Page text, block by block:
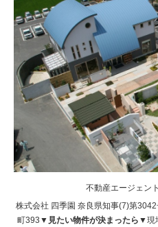
不動産エージェン
株式会社 四季園 奈良県知事(7)第
町393 ▼見たい物件が決まったら▼現